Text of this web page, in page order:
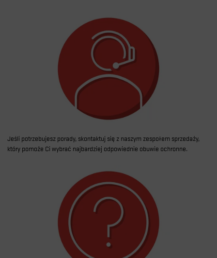
Jeśli potrzebujesz porady, skontaktuj się z naszym zespołem sprzedaży,
który pomoże Ci wybrać najbardziej odpowiednie obuwie ochronne.